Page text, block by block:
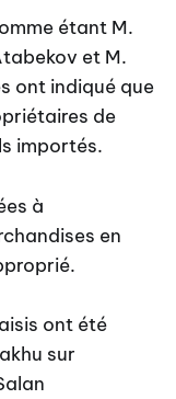
étant M.
et M.
ont indiqué que
de
importés.
à
en
ont été
sur